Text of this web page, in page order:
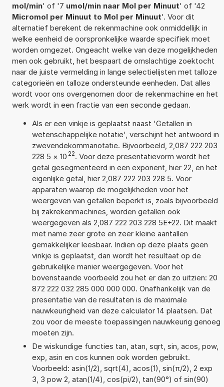
mol/min' of '7 umol/min naar Mol per Minuut' of '42
Micromol per Minuut to Mol per Minuut'. Voor dit
alternatief berekent de rekenmachine ook onmiddellijk in
welke eenheid de oorspronkelijke waarde specifiek moet
worden omgezet. Ongeacht welke van deze mogelijkheden
men ook gebruikt, het bespaart de omslachtige zoektocht
naar de juiste vermelding in lange selectielijsten met talloze
categorieën en talloze ondersteunde eenheden. Dat alles
wordt voor ons overgenomen door de rekenmachine en het
werk wordt in een fractie van een seconde gedaan.
Als er een vinkje is geplaatst naast 'Getallen in
wetenschappelijke notatie', verschijnt het antwoord in
zwevendekommanotatie. Bijvoorbeeld, 2,087 222 203
228 5 × 10 22. Voor deze presentatievorm wordt het
getal gesegmenteerd in een exponent, hier 22, en het
eigenlijke getal, hier 2,087 222 203 228 5. Voor
apparaten waarop de mogelijkheden voor het
weergeven van getallen beperkt is, zoals bijvoorbeeld
bij zakrekenmachines, worden getallen ook
weergegeven als 2,087 222 203 228 5E+22. Dit maakt
met name zeer grote en zeer kleine aantallen
gemakkelijker leesbaar. Indien op deze plaats geen
vinkje is geplaatst, dan wordt het resultaat op de
gebruikelijke manier weergegeven. Voor het
bovenstaande voorbeeld zou het er dan zo uitzien: 20
872 222 032 285 000 000 000. Onafhankelijk van de
presentatie van de resultaten is de maximale
nauwkeurigheid van deze calculator 14 plaatsen. Dat
zou voor de meeste toepassingen nauwkeurig genoeg
moeten zijn.
De wiskundige functies tan, atan, sqrt, sin, acos, pow,
exp, asin en cos kunnen ook worden gebruikt.
Voorbeeld: asin(1/2), sqrt(4), acos(1), sin(π/2), 2 exp
3, 3 pow 2, atan(1/4), cos(pi/2), tan(90°) of sin(90)